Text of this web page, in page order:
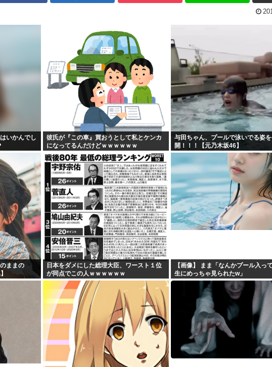
万貯めてん、これで焼き鳥屋や...
？収入や資金、集客はどれくらい必...
が「賛成」www
た高市首相熊本訪問の感動BGM...
に抱かれまくった結果www
い出された左翼さん、流石にキモ...
「新作ラブコメ書いたぞ！ｗ」X...
1998)、ギリ擁護でき...
【画像】小
【高市】ゴ
5ちゃんの
海外「ある
韓国が独自
埼玉川越に
はっきり言
自民党、古
【映画悲報
いかんでし
彼氏が『この車』買おうとして私とケンカ
になってるんだけどｗｗｗｗｗｗ
与田ちゃん、プールで泳いでる姿
開！！！【元乃木坂46】
ままの
日本をダメにした総理大臣、ワースト１位
が同点でこの人ｗｗｗｗｗｗ
【画像】 まま「なんかプール入っ
生にめっちゃ見られたw」